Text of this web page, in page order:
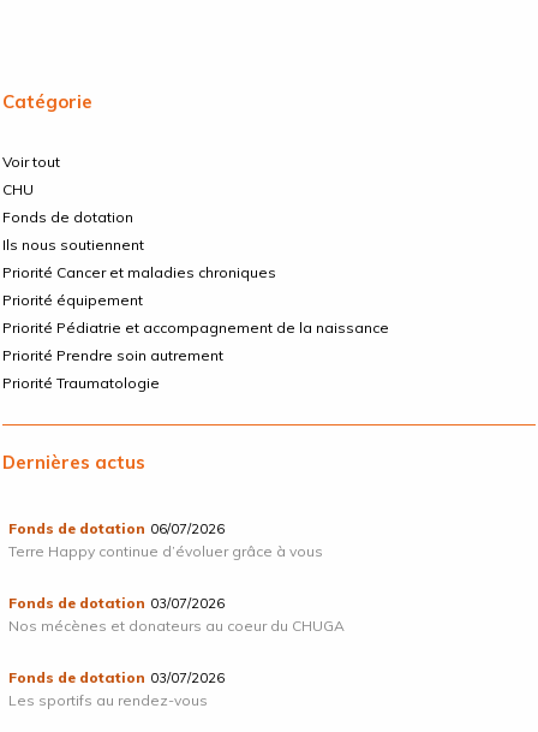
Catégorie
Voir tout
CHU
Fonds de dotation
Ils nous soutiennent
Priorité Cancer et maladies chroniques
Priorité équipement
Priorité Pédiatrie et accompagnement de la naissance
Priorité Prendre soin autrement
Priorité Traumatologie
Dernières actus
Fonds de dotation 06/07/2026
Terre Happy continue d’évoluer grâce à vous
Fonds de dotation 03/07/2026
Nos mécènes et donateurs au coeur du CHUGA
Fonds de dotation 03/07/2026
Les sportifs au rendez-vous